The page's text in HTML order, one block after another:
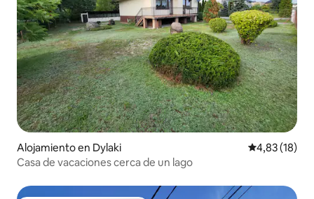
Alojamiento en Dylaki Calificación
4,83 (18)
Casa de vacaciones cerca de un lago